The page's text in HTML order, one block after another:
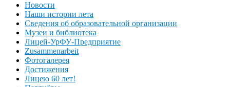
Новости
Наши истории лета
Сведения об образовательной организации
Музеи и библиотека
Лицей-УрФУ-Предприятие
Zusammenarbeit
Фотогалерея
Достижения
Лицею 60 лет!